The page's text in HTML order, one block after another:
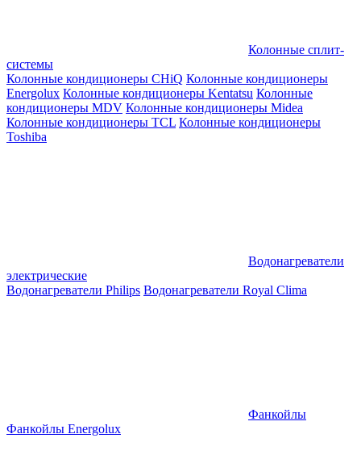
Колонные сплит-
системы
Колонные кондиционеры CHiQ Колонные кондиционеры
Energolux Колонные кондиционеры Kentatsu Колонные
кондиционеры MDV Колонные кондиционеры Midea
Колонные кондиционеры TCL Колонные кондиционеры
Toshiba
Водонагреватели
электрические
Водонагреватели Philips Водонагреватели Royal Clima
Фанкойлы
Фанкойлы Energolux